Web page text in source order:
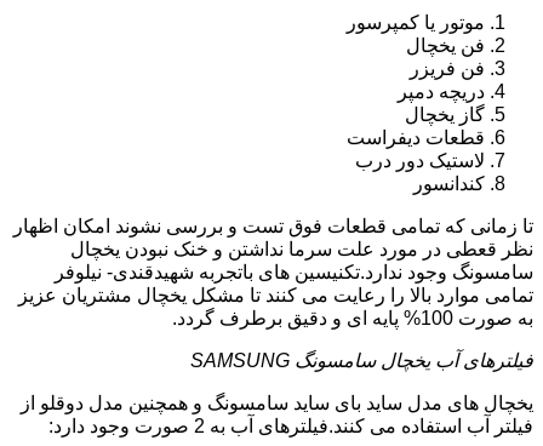
موتور یا کمپرسور
فن یخچال
فن فریزر
دریچه دمپر
گاز یخچال
قطعات دیفراست
لاستیک دور درب
کندانسور
تا زمانی که تمامی قطعات فوق تست و بررسی نشوند امکان اظهار
نظر قعطی در مورد علت سرما نداشتن و خنک نبودن یخچال
سامسونگ وجود ندارد.تکنیسین های باتجربه شهیدقندی- نیلوفر
تمامی موارد بالا را رعایت می کنند تا مشکل یخچال مشتریان عزیز
به صورت 100% پایه ای و دقیق برطرف گردد.
فیلترهای آب یخچال سامسونگ SAMSUNG
یخچال های مدل ساید بای ساید سامسونگ و همچنین مدل دوقلو از
فیلتر آب استفاده می کنند.فیلترهای آب به 2 صورت وجود دارد: